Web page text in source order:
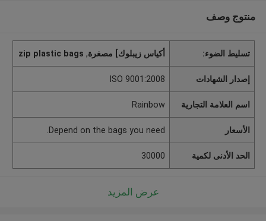
منتوج وصف
تسليط الضوء: أكياس زيبلوك] مصغرة,
zip plastic bags
إصدار الشهادات ISO 9001:2008
اسم العلامة التجارية Rainbow
الأسعار Depend on the bags you need.
الحد الأدنى لكمية 30000
عرض المزيد